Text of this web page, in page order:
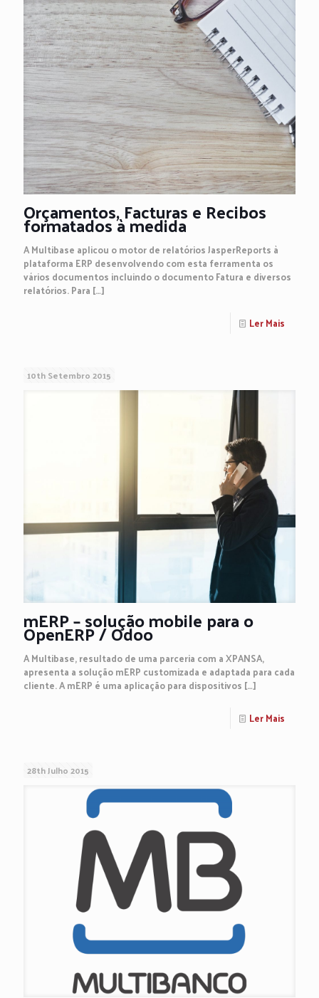
Orçamentos, Facturas e Recibos
formatados à medida
A Multibase aplicou o motor de relatórios JasperReports à
plataforma ERP desenvolvendo com esta ferramenta os
vários documentos incluindo o documento Fatura e diversos
relatórios. Para […]
Ler Mais
10th Setembro 2015
mERP – solução mobile para o
OpenERP / Odoo
A Multibase, resultado de uma parceria com a XPANSA,
apresenta a solução mERP customizada e adaptada para cada
cliente. A mERP é uma aplicação para dispositivos […]
Ler Mais
28th Julho 2015